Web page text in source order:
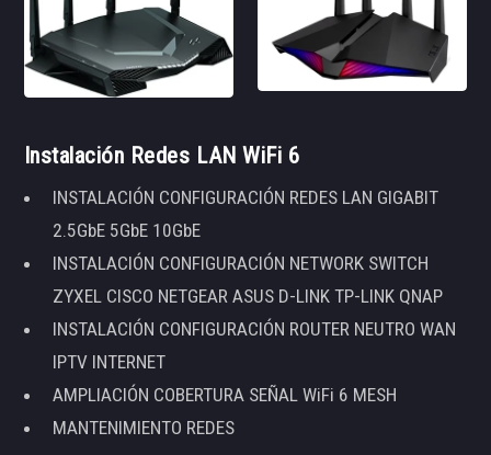
Instalación Redes LAN WiFi 6
INSTALACIÓN CONFIGURACIÓN REDES LAN GIGABIT
2.5GbE 5GbE 10GbE
INSTALACIÓN CONFIGURACIÓN NETWORK SWITCH
ZYXEL CISCO NETGEAR ASUS D-LINK TP-LINK QNAP
INSTALACIÓN CONFIGURACIÓN ROUTER NEUTRO WAN
IPTV INTERNET
AMPLIACIÓN COBERTURA SEÑAL WiFi 6 MESH
MANTENIMIENTO REDES